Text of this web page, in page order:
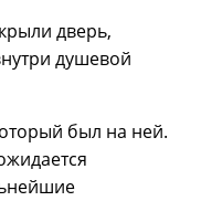
дверь,
душевой
был на ней.